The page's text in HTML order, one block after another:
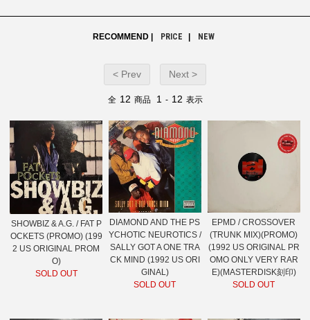
RECOMMEND | PRICE NEW
< Prev Next >
全 12 商品 1 - 12 表示
SHOWBIZ & A.G. / FAT P
OCKETS (PROMO) (199
2 US ORIGINAL PROM
O)
SOLD OUT
DIAMOND AND THE PS
YCHOTIC NEUROTICS /
SALLY GOT A ONE TRA
CK MIND (1992 US ORI
GINAL)
SOLD OUT
EPMD / CROSSOVER
(TRUNK MIX)(PROMO)
(1992 US ORIGINAL PR
OMO ONLY VERY RAR
E)(MASTERDISK刻印)
SOLD OUT